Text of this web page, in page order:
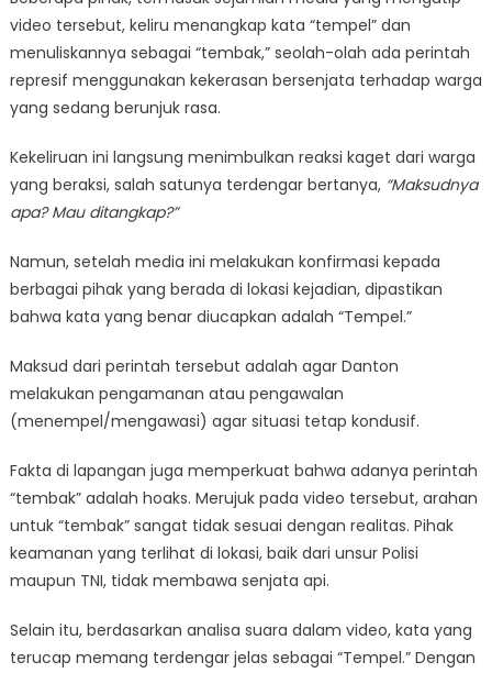
video tersebut, keliru menangkap kata “tempel” dan
menuliskannya sebagai “tembak,” seolah-olah ada perintah
represif menggunakan kekerasan bersenjata terhadap warga
yang sedang berunjuk rasa.
Kekeliruan ini langsung menimbulkan reaksi kaget dari warga
yang beraksi, salah satunya terdengar bertanya, “Maksudnya
apa? Mau ditangkap?”
Namun, setelah media ini melakukan konfirmasi kepada
berbagai pihak yang berada di lokasi kejadian, dipastikan
bahwa kata yang benar diucapkan adalah “Tempel.”
Maksud dari perintah tersebut adalah agar Danton
melakukan pengamanan atau pengawalan
(menempel/mengawasi) agar situasi tetap kondusif.
Fakta di lapangan juga memperkuat bahwa adanya perintah
“tembak” adalah hoaks. Merujuk pada video tersebut, arahan
untuk “tembak” sangat tidak sesuai dengan realitas. Pihak
keamanan yang terlihat di lokasi, baik dari unsur Polisi
maupun TNI, tidak membawa senjata api.
Selain itu, berdasarkan analisa suara dalam video, kata yang
terucap memang terdengar jelas sebagai “Tempel.” Dengan